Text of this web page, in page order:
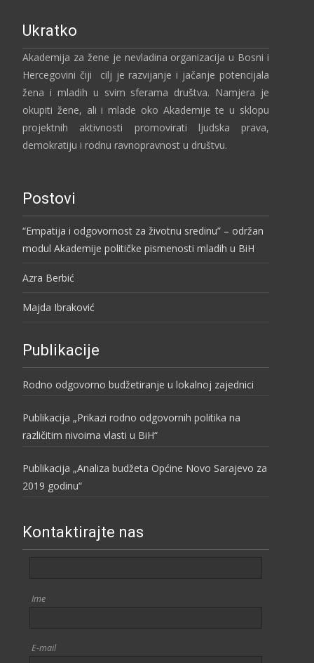
Ukratko
Akademija za žene je nevladina organizacija u Bosni i
Hercegovini čiji cilj je razvijanje i jačanje potencijala
žena i mladih u svim sferama društva. Namjera je
okupiti žene, ali i mlade oko Akademije te u sklopu
projektnih aktivnosti promovirati ljudska prava,
demokratiju i rodnu ravnopravnost u društvu.
Postovi
“Empatija i odgovornost za životnu sredinu” – održan
modul Akademije političke pismenosti mladih u BiH
Azra Berbić
Majda Ibraković
Publikacije
Rodno odgovorno budžetiranje u lokalnoj zajednici
Publikacija „Prikazi rodno odgovornih politika na
različitim nivoima vlasti u BiH“
Publikacija „Analiza budžeta Općine Novo Sarajevo za
2019 godinu“
Kontaktirajte nas
Ime
E-mail